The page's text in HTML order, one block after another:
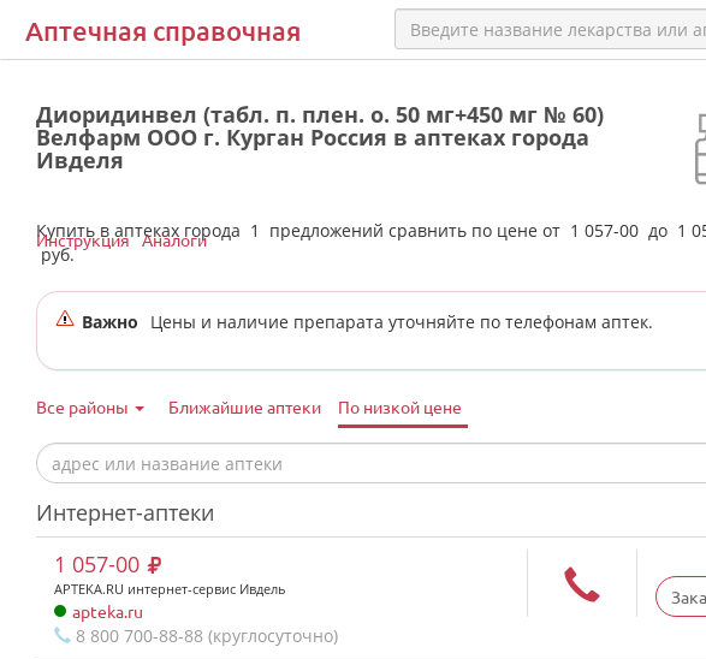
Аптечная справочная
Диоридинвел (табл. п. плен. о. 50 мг+450 мг № 60)
Велфарм ООО г. Курган Россия в аптеках города
Ивделя
Купить в аптеках города 1 предложений сравнить по цене от 1 057-00 до 1
руб.
Инструкция Аналоги
Важно Цены и наличие препарата уточняйте по телефонам аптек.
Все районы Ближайшие аптеки По низкой цене
Интернет-аптеки
1 057-00
APTEKA.RU интернет-сервис Ивдель
apteka.ru
8 800 700-88-88 (круглосуточно)